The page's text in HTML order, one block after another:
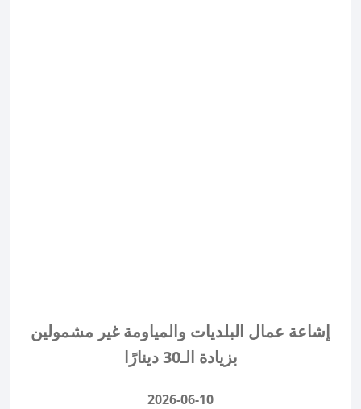
إشاعة عمال البلديات والمياومة غير مشمولين
بزيادة الـ30 دينارًا
2026-06-10